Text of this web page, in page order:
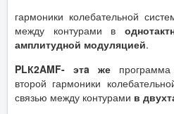
гармоники колебательной
между контурами в
амплитудной модуляцией.
PLК2AMF- этa же
второй гармоники
связью между контурами в